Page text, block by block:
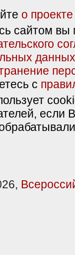
о проекте
сайтом вы
данных
с
если